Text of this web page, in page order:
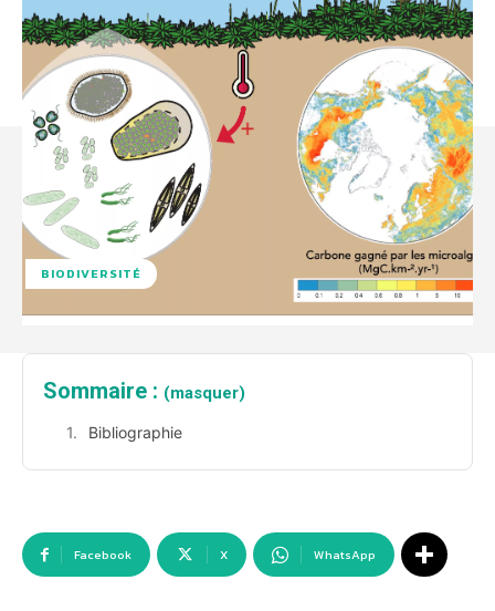
BIODIVERSITÉ
Sommaire : (masquer)
Bibliographie
Facebook X WhatsApp